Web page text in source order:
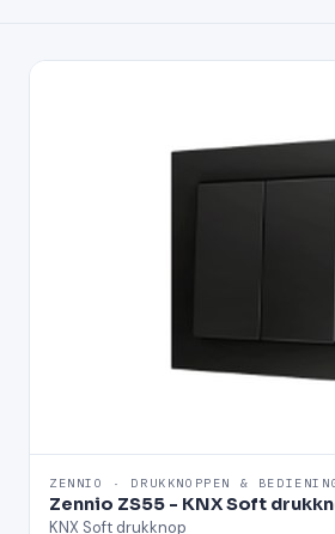
ZENNIO · DRUKKNOPPEN &
Zennio ZS55 - KNX Soft
KNX Soft drukknop